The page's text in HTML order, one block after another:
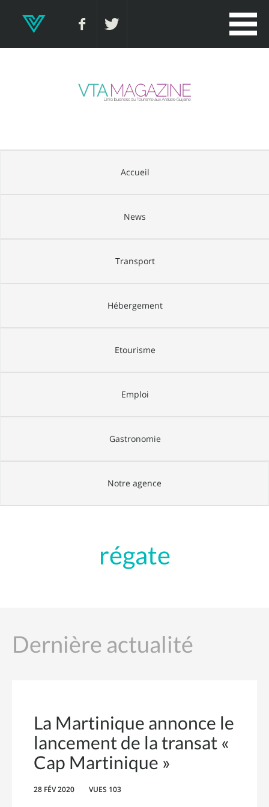
Accueil
News
Transport
Hébergement
Etourisme
Emploi
Gastronomie
Notre agence
régate
Dernière actualité
La Martinique annonce le
lancement de la transat «
Cap Martinique »
28 FÉV 2020 VUES 103